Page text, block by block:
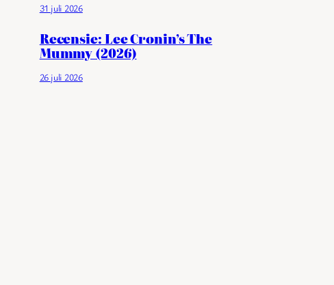
31 juli 2026
Recensie: Lee Cronin’s The
Mummy (2026)
26 juli 2026